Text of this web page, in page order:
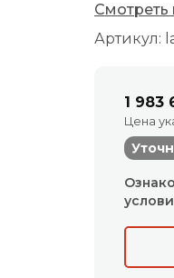
Артикул:
Смотреть
1 983
Цена